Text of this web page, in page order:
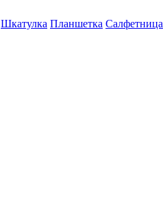
Шкатулка Планшетка Салфетница